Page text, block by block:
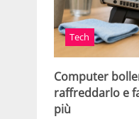
Tech
Computer
raffreddarlo e
più